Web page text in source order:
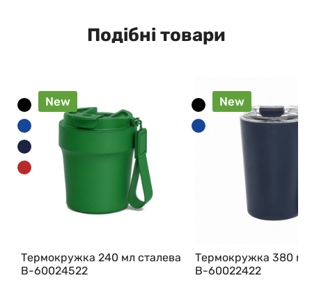
Подібні товари
New
Термокружка 240 мл сталева
В-60024522
New
Термокружка 380 мл
В-60022422